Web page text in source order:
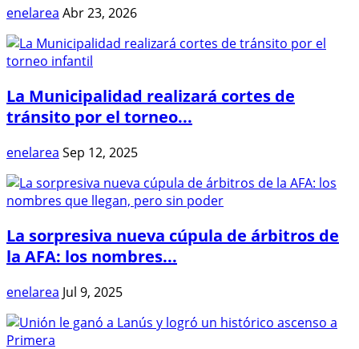
enelarea Abr 23, 2026
La Municipalidad realizará cortes de
tránsito por el torneo...
enelarea Sep 12, 2025
La sorpresiva nueva cúpula de árbitros de
la AFA: los nombres...
enelarea Jul 9, 2025